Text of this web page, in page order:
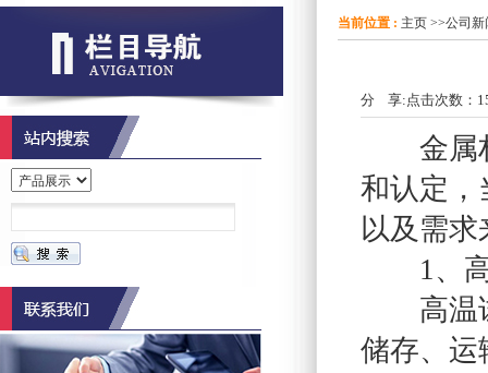
当前位置 : 主页 >>公司新
点击次数：
分 享:
金属材
和认定，
以及需
1、高
高温试
储存、运